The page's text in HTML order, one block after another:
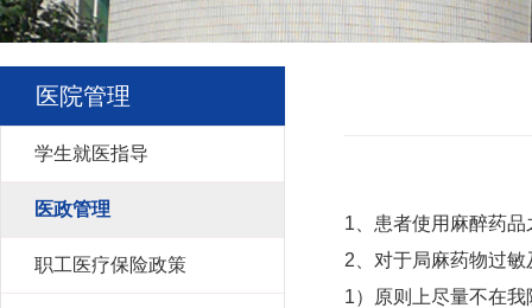
医院管理
学生就医指导
医政管理
职工医疗保险政策
1 、患者使用麻醉药
2 、对于局麻药物过
1）原则上尽量不在